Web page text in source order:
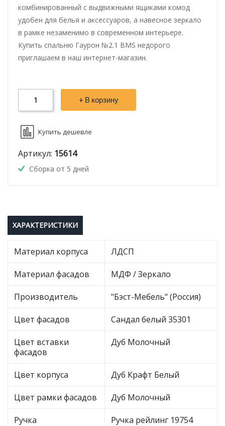
комбинированный с выдвижными ящиками комод
удобен для белья и аксессуаров, а навесное зеркало
в рамке незаменимо в современном интерьере.
Купить спальню Гаурон №2.1 BMS недорого
приглашаем в наш интернет-магазин.
+ В корзину
Купить дешевле
Артикул: 15614
Сборка от 5 дней
ХАРАКТЕРИСТИКИ
Материал корпуса ЛДСП
Материал фасадов МДФ / Зеркало
Производитель "Бэст-Мебель" (Россия)
Цвет фасадов Сандал белый 35301
Цвет вставки
фасадов
Дуб Молочный
Цвет корпуса Дуб Крафт Белый
Цвет рамки фасадов Дуб Молочный
Ручка Ручка рейлинг 19754